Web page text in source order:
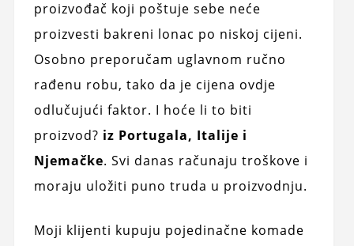
proizvođač koji poštuje sebe neće
proizvesti bakreni lonac po niskoj cijeni.
Osobno preporučam uglavnom ručno
rađenu robu, tako da je cijena ovdje
odlučujući faktor. I hoće li to biti
proizvod? iz Portugala, Italije i
Njemačke. Svi danas računaju troškove i
moraju uložiti puno truda u proizvodnju.
Moji klijenti kupuju pojedinačne komade